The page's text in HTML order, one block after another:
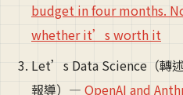
budget in four months.
whether it’s worth it
Let’s Data Science（轉
報導）— OpenAI and